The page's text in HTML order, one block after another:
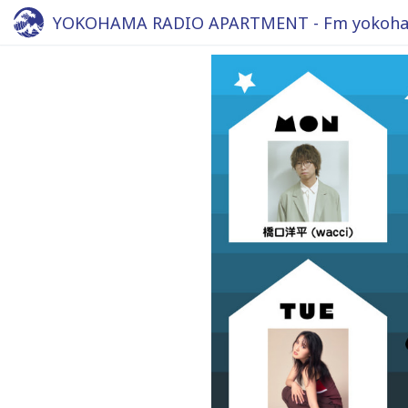
YOKOHAMA RADIO APARTMENT - Fm